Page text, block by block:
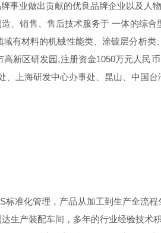
事业做出贡献的优良品牌企业以及人物
销售、售后技术服务于 一体的综合
有材料的机械性能类、涂镀层分析
新区研发园,注册资金1050万元人民
上海研发中心办事处、昆山、中国台
准化管理，产品从加工到生产全流
生产装配车间，多年的行业经验技